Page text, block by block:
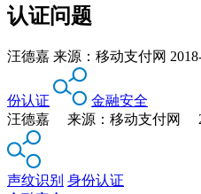
认证问题
汪德嘉 来源： 移动支付网
份认证
金融安全
汪德嘉 来源：移动支付网
声纹识别 身份认证